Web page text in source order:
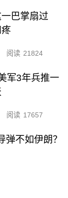
巴掌扇过
阅读 21824
军3年兵推一
阅读 17657
不如伊朗？